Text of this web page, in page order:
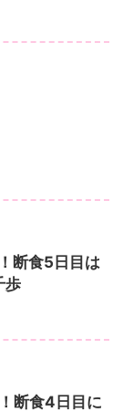
断食5日目は
歩
断食4日目に